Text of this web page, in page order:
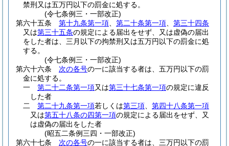
禁刑又は五万円以下の罰金に処する。
(令七条例三・一部改正)
第六十五条
第十九条第一項 第二十条第一項
第三十四条
又は第三十五条の規定による届出をせず、又は虚偽の届出
をした者は、三月以下の拘禁刑又は五万円以下の罰金に処
する。
(令七条例三・一部改正)
第六十六条
次の各号の一に該当する者は、五万円以下の罰
金に処する。
一
第二十二条第一項又は第三十七条第一項の規定に違反
した者
二
第二十九条第一項若しくは第三項
第四十八条第一項
又は第五十八条の四第一項の規定による届出をせず、又
は虚偽の届出をした者
(昭五二条例三四・一部改正)
第六十七条
次の各号の一に該当する者は、三万円以下の罰